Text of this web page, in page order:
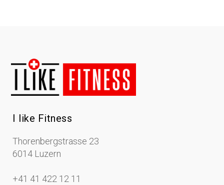
I like Fitness
Thorenbergstrasse 23
6014 Luzern
+41 41 422 12 11